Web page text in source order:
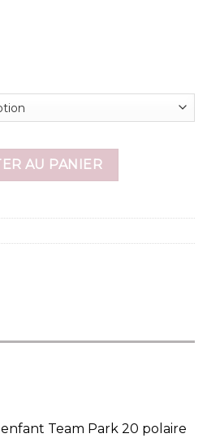
AU PANIER
Team Park 20 polaire